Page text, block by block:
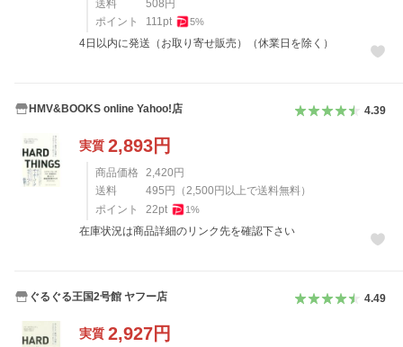
送料
508 円
ポイント
111pt 5%
4日以内に発送（お取り寄せ販売）（休業日を除く）
HMV&BOOKS online Yahoo!店 4.39
実質 2,893円
商品価格 2,420 円
送料
495 円 （2,500 円以上で送料無料）
ポイント
22pt 1%
在庫状況は商品詳細のリンク先を確認下さい
ぐるぐる王国2号館 ヤフー店 4.49
実質 2,927円